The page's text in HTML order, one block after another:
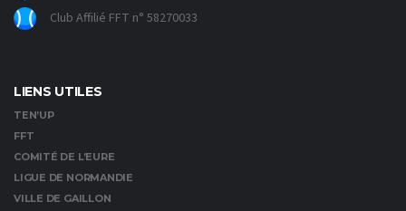
Club Affilié FFT n° 58270033
LIENS UTILES
TEN’UP
FFT
COMITÉ DE L’EURE
LIGUE DE NORMANDIE
VILLE DE GAILLON